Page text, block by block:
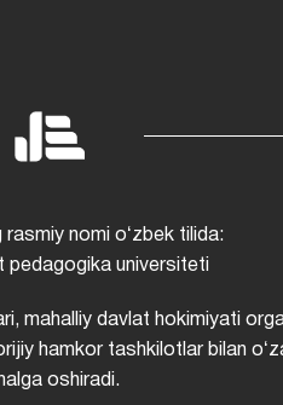
rasmiy nomi oʻzbek tilida:
pedagogika universiteti
mahalliy davlat hokimiyati
hamkor tashkilotlar bilan
oshiradi.